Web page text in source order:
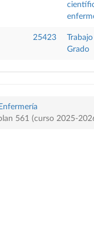
25423
Grado
561 (curso 2025-